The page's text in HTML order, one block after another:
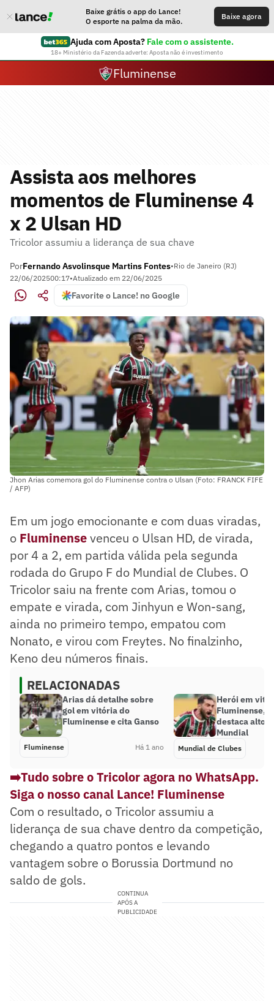
Baixe grátis o app do Lance!
O esporte na palma da mão.
Baixe agora
Ajuda com Aposta? Fale com o assistente.
18+ Ministério da Fazenda adverte: Aposta não é investimento
Fluminense
Assista aos melhores
momentos de Fluminense 4
x 2 Ulsan HD
Tricolor assumiu a liderança de sua chave
PorFernando Asvolinsque Martins Fontes•Rio de Janeiro (RJ)
22/06/202500:17•Atualizado em 22/06/2025
Favorite o Lance! no Google
Jhon Arias comemora gol do Fluminense contra o Ulsan (Foto: FRANCK FIFE
/ AFP)
Em um jogo emocionante e com duas viradas,
o Fluminensevenceu o Ulsan HD, de virada,
por 4 a 2, em partida válida pela segunda
rodada do Grupo F do Mundial de Clubes. O
Tricolor saiu na frente com Arias, tomou o
empate e virada, com Jinhyun e Won-sang,
ainda no primeiro tempo, empatou com
Nonato, e virou com Freytes. No finalzinho,
Keno deu números finais.
RELACIONADAS
Arias dá detalhe sobre
gol em vitória do
Fluminense e cita Ganso
Fluminense Há 1 ano
Herói em
Fluminense,
destaca alto
Mundial
Mundial de Clubes
➡️Tudo sobre o Tricolor agora no WhatsApp.
Siga o nosso canal Lance! Fluminense
Com o resultado, o Tricolor assumiu a
liderança de sua chave dentro da competição,
chegando a quatro pontos e levando
vantagem sobre o Borussia Dortmund no
saldo de gols.
CONTINUA
APÓS A
PUBLICIDADE